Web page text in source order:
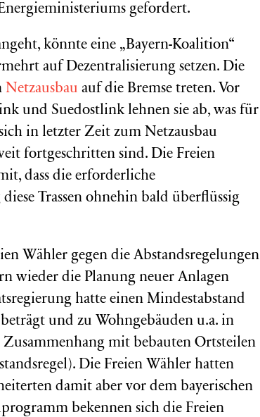
gefordert.
könnte eine „Bayern-Koalition“
auf Dezentralisierung setzen. Die
Netzausbau auf die Bremse treten. Vor
und Suedostlink lehnen sie ab, was für
in letzter Zeit zum Netzausbau
fortgeschritten sind. Die Freien
dass die erforderliche
Trassen ohnehin bald überflüssig
Wähler gegen die Abstandsregelungen
wieder die Planung neuer Anlagen
hatte einen Mindestabstand
und zu Wohngebäuden u.a. in
mit bebauten Ortsteilen
Die Freien Wähler hatten
damit aber vor dem bayerischen
bekennen sich die Freien